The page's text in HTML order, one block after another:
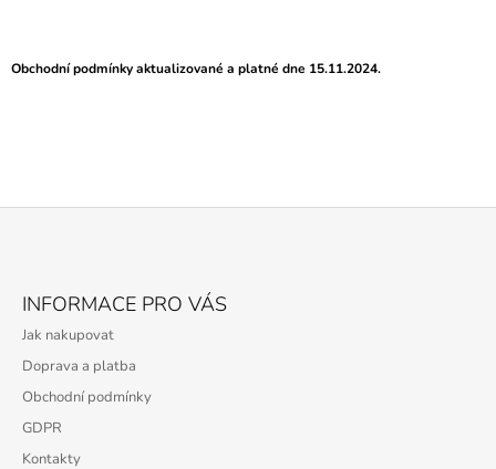
Obchodní podmínky aktualizované a platné dne 15.11.2024.
INFORMACE PRO VÁS
Jak nakupovat
Doprava a platba
Obchodní podmínky
GDPR
Kontakty